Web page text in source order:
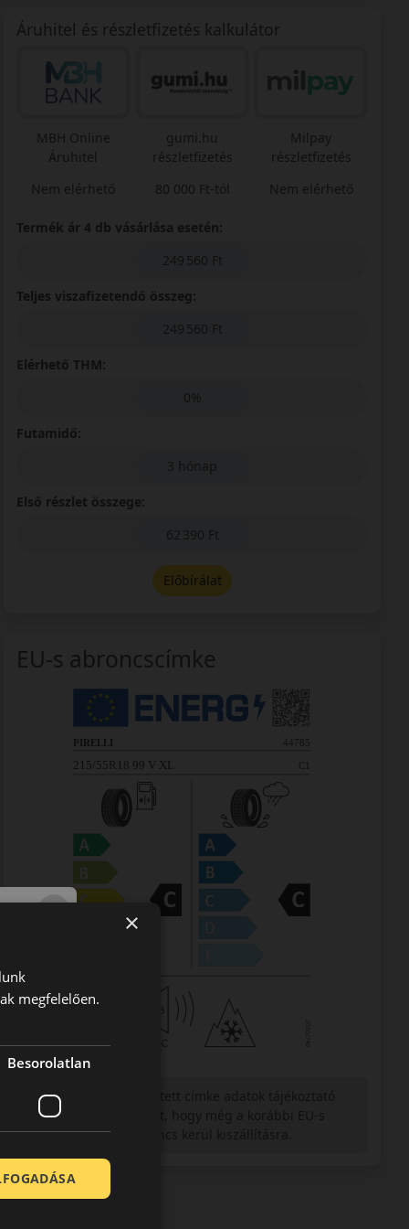
Áruhitel és részletfizetés kalkulátor
MBH Online
Áruhitel
Nem elérhető
gumi.hu
részletfizetés
80 000 Ft-tól
Milpay
részletfizetés
Nem elérhető
Termék ár 4 db vásárlása esetén:
249 560 Ft
Teljes viszafizetendő összeg:
249 560 Ft
Elérhető THM:
0%
Futamidő:
3 hónap
Első részlet összege:
62 390 Ft
Előbírálat
EU-s abroncscímke
Figyelem a feltüntetett címke adatok tájékoztató
jellegűek. Előfordulhat, hogy még a korábbi EU-s
címkével ellátott abroncs kerül kiszállításra.
×
megfelelően.
Besorolatlan